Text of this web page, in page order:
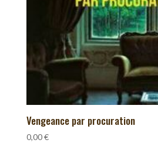
Vengeance par procuration
0,00€